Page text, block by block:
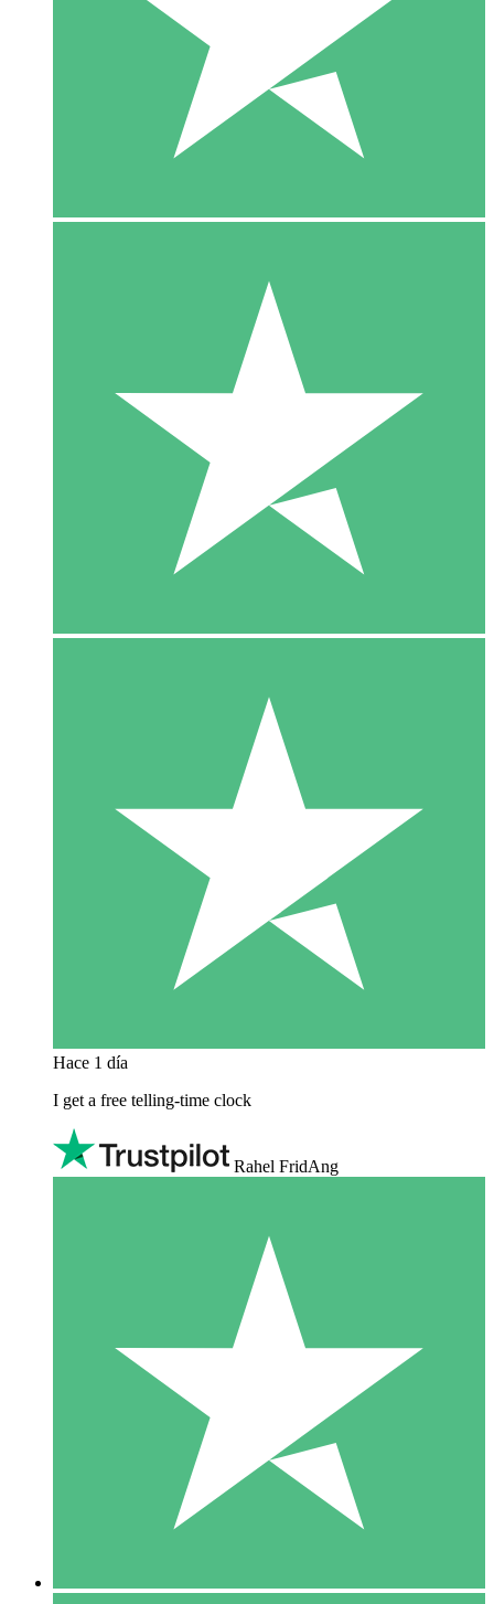
Hace 1 día
I get a free telling-time clock
Rahel FridAng